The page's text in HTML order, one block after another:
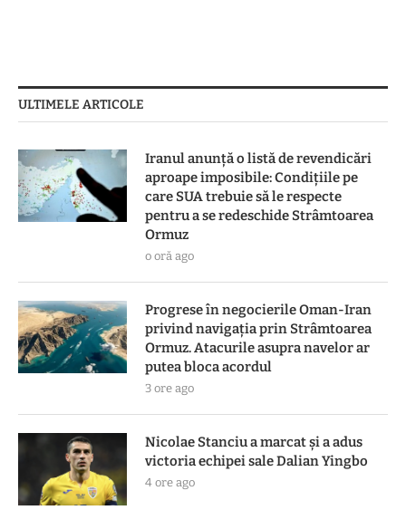
ULTIMELE ARTICOLE
Iranul anunță o listă de revendicări
aproape imposibile: Condițiile pe
care SUA trebuie să le respecte
pentru a se redeschide Strâmtoarea
Ormuz
o oră ago
Progrese în negocierile Oman-Iran
privind navigația prin Strâmtoarea
Ormuz. Atacurile asupra navelor ar
putea bloca acordul
3 ore ago
Nicolae Stanciu a marcat și a adus
victoria echipei sale Dalian Yingbo
4 ore ago